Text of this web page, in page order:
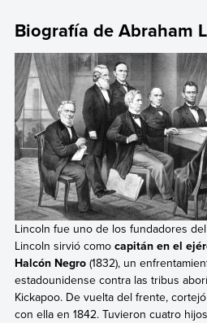
Biografía de Abraham
Lincoln fue uno de los fundadores
Lincoln sirvió como capitán en el
Halcón Negro(1832), un
estadounidense contra las tribus
Kickapoo. De vuelta del frente,
con ella en 1842. Tuvieron cuatro